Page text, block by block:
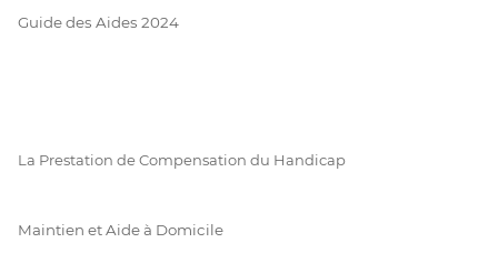
Guide des Aides 2024
La Prestation de Compensation du Handicap
Maintien et Aide à Domicile